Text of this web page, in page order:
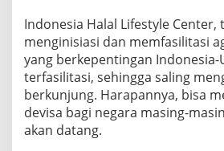
Indonesia Halal Lifestyle Center,
menginisiasi dan memfasilitasi
yang berkepentingan Indonesia-
terfasilitasi, sehingga saling
berkunjung. Harapannya, bisa
devisa bagi negara masing-
akan datang.